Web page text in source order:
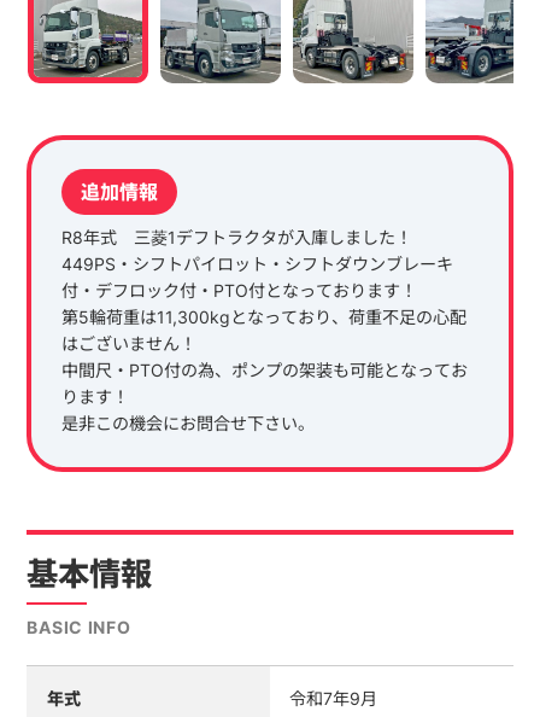
追加情報
R8年式 三菱1デフトラクタが入庫しました！
449PS・シフトパイロット・シフトダウンブレーキ
付・デフロック付・PTO付となっております！
第5輪荷重は11,300kgとなっており、荷重不足の心配
はございません！
中間尺・PTO付の為、ポンプの架装も可能となってお
ります！
是非この機会にお問合せ下さい。
基本情報
BASIC INFO
年式 令和7年9月